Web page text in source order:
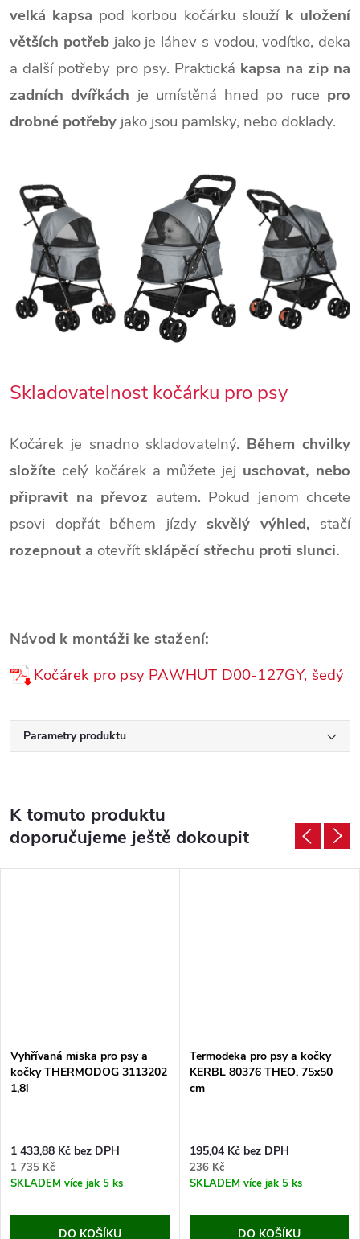
velká kapsa pod korbou kočárku slouží k uložení
větších potřebjako je láhev s vodou, vodítko, deka
a další potřeby pro psy. Praktická kapsa na zip na
zadních dvířkách je umístěná hned po ruce pro
drobné potřeby jako jsou pamlsky, nebo doklady.
Skladovatelnost kočárku pro psy
Kočárek je snadno skladovatelný. Během chvilky
složíte celý kočárek a můžete jej uschovat, nebo
připravit na převoz autem. Pokud jenom chcete
psovi dopřát během jízdy skvělý výhled, stačí
rozepnout a otevřítsklápěcí střechu proti slunci.
Návod k montáži ke stažení:
Kočárek pro psy PAWHUT D00-127GY, šedý
Parametry produktu
K tomuto produktu
doporučujeme ještě dokoupit
Vyhřívaná miska pro psy a
kočky THERMODOG 3113202
1,8l
1 433,88 Kč bez DPH
1 735 Kč
SKLADEM více jak 5 ks
DO KOŠÍKU
Termodeka pro psy a kočky
KERBL 80376 THEO, 75x50
cm
195,04 Kč bez DPH
236 Kč
SKLADEM více jak 5 ks
DO KOŠÍKU